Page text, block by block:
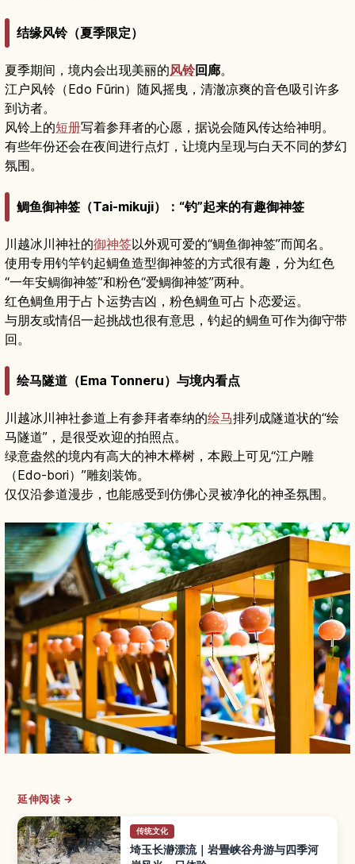
结缘风铃（夏季限定）
夏季期间，境内会出现美丽的风铃回廊。
江户风铃（Edo Fūrin）随风摇曳，清澈凉爽的音色吸引许多
到访者。
风铃上的短册写着参拜者的心愿，据说会随风传达给神明。
有些年份还会在夜间进行点灯，让境内呈现与白天不同的梦幻
氛围。
鲷鱼御神签（Tai-mikuji）：“钓”起来的有趣御神签
川越冰川神社的御神签以外观可爱的“鲷鱼御神签”而闻名。
使用专用钓竿钓起鲷鱼造型御神签的方式很有趣，分为红色
“一年安鲷御神签”和粉色“爱鲷御神签”两种。
红色鲷鱼用于占卜运势吉凶，粉色鲷鱼可占卜恋爱运。
与朋友或情侣一起挑战也很有意思，钓起的鲷鱼可作为御守带
回。
绘马隧道（Ema Tonneru）与境内看点
川越冰川神社参道上有参拜者奉纳的绘马排列成隧道状的“绘
马隧道”，是很受欢迎的拍照点。
绿意盎然的境内有高大的神木榉树，本殿上可见“江户雕
（Edo-bori）”雕刻装饰。
仅仅沿参道漫步，也能感受到仿佛心灵被净化的神圣氛围。
延伸阅读 →
传统文化
埼玉长瀞漂流｜岩畳峡谷舟游与四季河